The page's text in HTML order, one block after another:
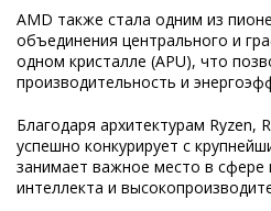
AMD также стала одним из
объединения центрального и
одном кристалле (APU), что
производительность и
Благодаря архитектурам Ryzen,
успешно конкурирует с
занимает важное место в сфере
интеллекта и